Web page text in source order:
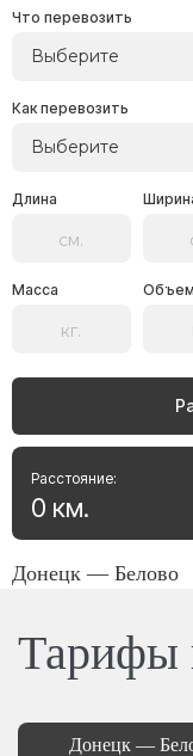
Что перевозить
Выберите
Как перевозить
Выберите
Длина
Масса Объем
Расстояние:
0 км.
Донецк — Белово
Тарифы
Донецк —